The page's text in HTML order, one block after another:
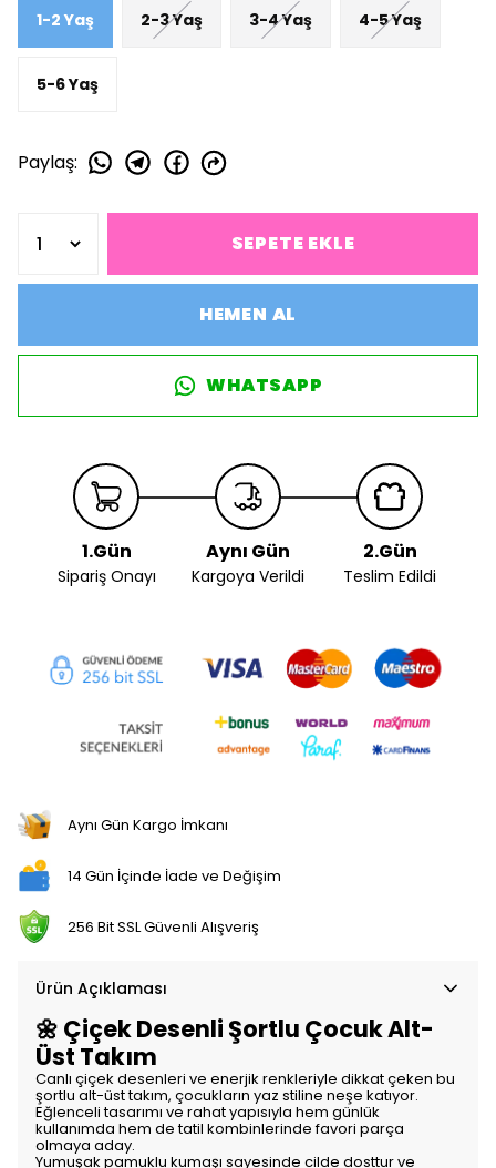
1-2 Yaş 2-3 Yaş 3-4 Yaş 4-5 Yaş
5-6 Yaş
Paylaş:
SEPETE EKLE
HEMEN AL
WHATSAPP
1.Gün
Sipariş Onayı
Aynı Gün
Kargoya Verildi
2.Gün
Teslim Edildi
Aynı Gün Kargo İmkanı
14 Gün İçinde İade ve Değişim
256 Bit SSL Güvenli Alışveriş
Ürün Açıklaması
🌼 Çiçek Desenli Şortlu Çocuk Alt-
Üst Takım
Canlı çiçek desenleri ve enerjik renkleriyle dikkat çeken bu
şortlu alt-üst takım, çocukların yaz stiline neşe katıyor.
Eğlenceli tasarımı ve rahat yapısıyla hem günlük
kullanımda hem de tatil kombinlerinde favori parça
olmaya aday.
Yumuşak pamuklu kumaşı sayesinde cilde dosttur ve